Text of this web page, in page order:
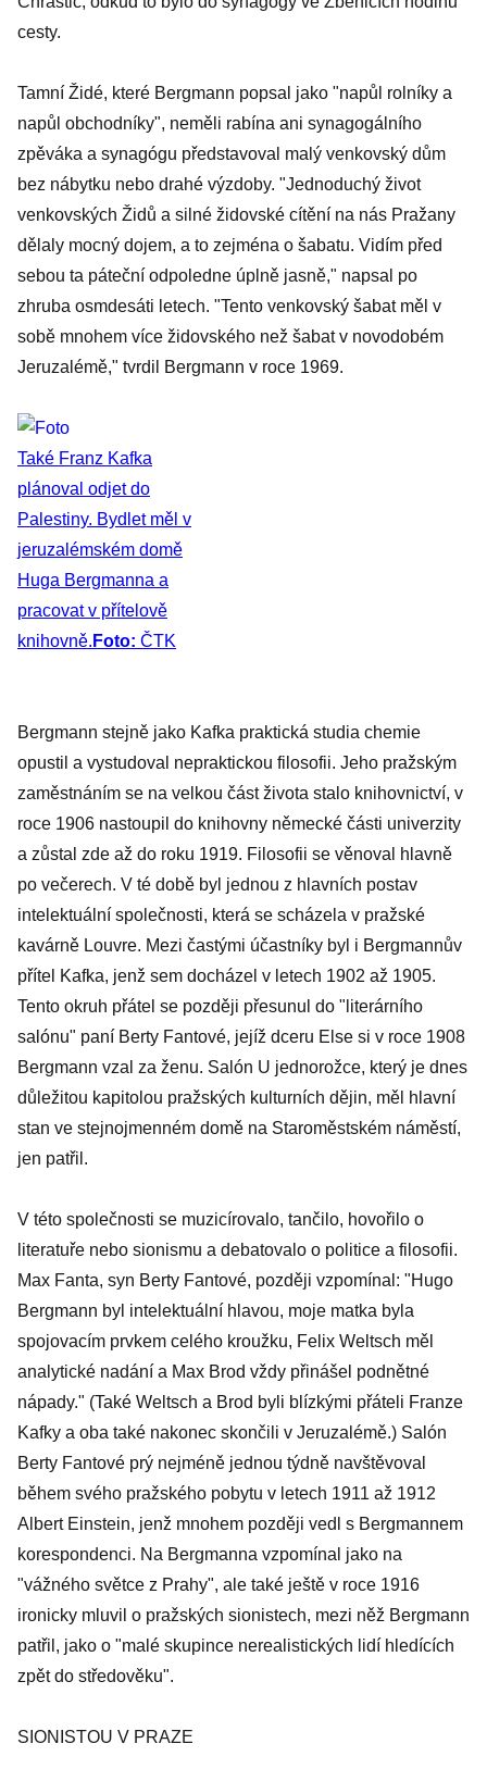
cesty.
Tamní Židé, které Bergmann popsal jako "napůl rolníky a
napůl obchodníky", neměli rabína ani synagogálního
zpěváka a synagógu představoval malý venkovský dům
bez nábytku nebo drahé výzdoby. "Jednoduchý život
venkovských Židů a silné židovské cítění na nás Pražany
dělaly mocný dojem, a to zejména o šabatu. Vidím před
sebou ta páteční odpoledne úplně jasně," napsal po
zhruba osmdesáti letech. "Tento venkovský šabat měl v
sobě mnohem více židovského než šabat v novodobém
Jeruzalémě," tvrdil Bergmann v roce 1969.
Také Franz Kafka
plánoval odjet do
Palestiny. Bydlet měl v
jeruzalémském domě
Huga Bergmanna a
pracovat v přítelově
knihovně. Foto: ČTK
Bergmann stejně jako Kafka praktická studia chemie
opustil a vystudoval nepraktickou filosofii. Jeho pražským
zaměstnáním se na velkou část života stalo knihovnictví, v
roce 1906 nastoupil do knihovny německé části univerzity
a zůstal zde až do roku 1919. Filosofii se věnoval hlavně
po večerech. V té době byl jednou z hlavních postav
intelektuální společnosti, která se scházela v pražské
kavárně Louvre. Mezi častými účastníky byl i Bergmannův
přítel Kafka, jenž sem docházel v letech 1902 až 1905.
Tento okruh přátel se později přesunul do "literárního
salónu" paní Berty Fantové, jejíž dceru Else si v roce 1908
Bergmann vzal za ženu. Salón U jednorožce, který je dnes
důležitou kapitolou pražských kulturních dějin, měl hlavní
stan ve stejnojmenném domě na Staroměstském náměstí,
jen patřil.
V této společnosti se muzicírovalo, tančilo, hovořilo o
literatuře nebo sionismu a debatovalo o politice a filosofii.
Max Fanta, syn Berty Fantové, později vzpomínal: "Hugo
Bergmann byl intelektuální hlavou, moje matka byla
spojovacím prvkem celého kroužku, Felix Weltsch měl
analytické nadání a Max Brod vždy přinášel podnětné
nápady." (Také Weltsch a Brod byli blízkými přáteli Franze
Kafky a oba také nakonec skončili v Jeruzalémě.) Salón
Berty Fantové prý nejméně jednou týdně navštěvoval
během svého pražského pobytu v letech 1911 až 1912
Albert Einstein, jenž mnohem později vedl s Bergmannem
korespondenci. Na Bergmanna vzpomínal jako na
"vážného světce z Prahy", ale také ještě v roce 1916
ironicky mluvil o pražských sionistech, mezi něž Bergmann
patřil, jako o "malé skupince nerealistických lidí hledících
zpět do středověku".
SIONISTOU V PRAZE